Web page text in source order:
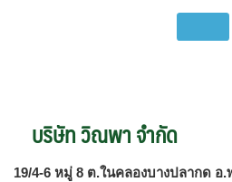
บริษัท วิณพา จำกัด
19/4-6 หมู่ 8 ต.ในคลองบางปลากด อ.